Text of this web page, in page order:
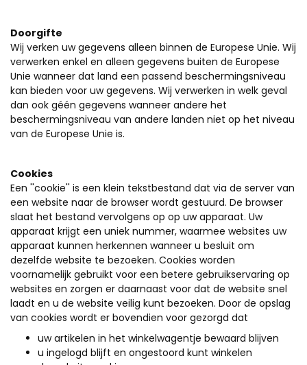
Doorgifte
Wij verken uw gegevens alleen binnen de Europese Unie. Wij
verwerken enkel en alleen gegevens buiten de Europese
Unie wanneer dat land een passend beschermingsniveau
kan bieden voor uw gegevens. Wij verwerken in welk geval
dan ook géén gegevens wanneer andere het
beschermingsniveau van andere landen niet op het niveau
van de Europese Unie is.
Cookies
Een ''cookie'' is een klein tekstbestand dat via de server van
een website naar de browser wordt gestuurd. De browser
slaat het bestand vervolgens op op uw apparaat. Uw
apparaat krijgt een uniek nummer, waarmee websites uw
apparaat kunnen herkennen wanneer u besluit om
dezelfde website te bezoeken. Cookies worden
voornamelijk gebruikt voor een betere gebruikservaring op
websites en zorgen er daarnaast voor dat de website snel
laadt en u de website veilig kunt bezoeken. Door de opslag
van cookies wordt er bovendien voor gezorgd dat
uw artikelen in het winkelwagentje bewaard blijven
u ingelogd blijft en ongestoord kunt winkelen